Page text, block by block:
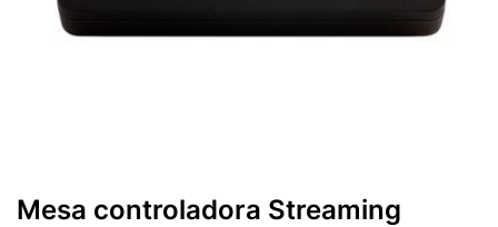
Mesa controladora Streaming